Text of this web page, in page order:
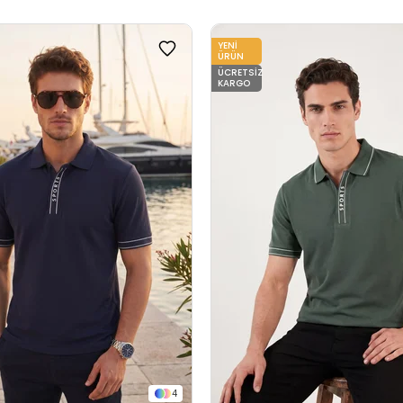
4
YENI
ÜRÜN
ÜCRETSIZ
KARGO